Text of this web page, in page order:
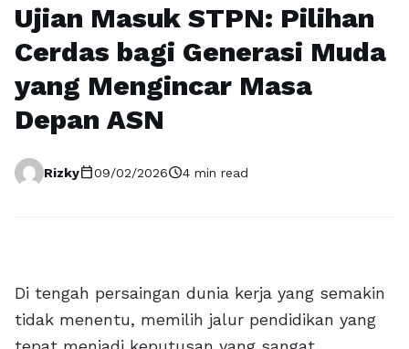
Ujian Masuk STPN: Pilihan
Cerdas bagi Generasi Muda
yang Mengincar Masa
Depan ASN
Rizkycalendar_today09/02/2026schedule4 min read
Di tengah persaingan dunia kerja yang semakin
tidak menentu, memilih jalur pendidikan yang